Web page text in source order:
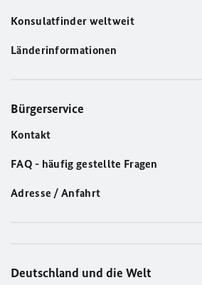
Konsulatfinder weltweit
Länderinformationen
Bürgerservice
Kontakt
FAQ - häufig gestellte Fragen
Adresse / Anfahrt
Deutschland und die Welt